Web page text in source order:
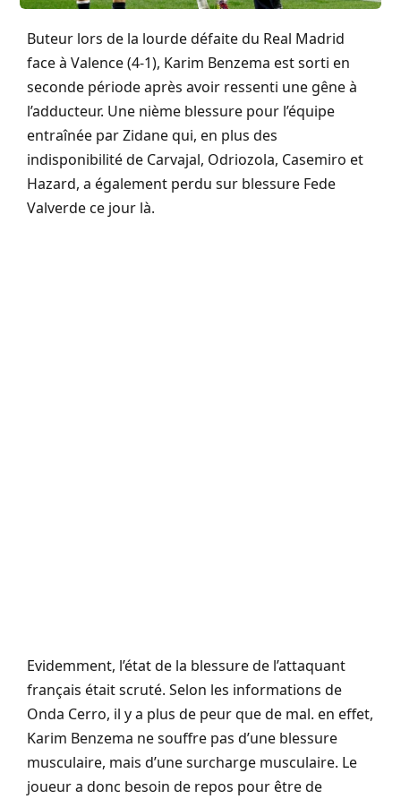
Buteur lors de la lourde défaite du Real Madrid
face à Valence (4-1), Karim Benzema est sorti en
seconde période après avoir ressenti une gêne à
l’adducteur. Une nième blessure pour l’équipe
entraînée par Zidane qui, en plus des
indisponibilité de Carvajal, Odriozola, Casemiro et
Hazard, a également perdu sur blessure Fede
Valverde ce jour là.
Evidemment, l’état de la blessure de l’attaquant
français était scruté. Selon les informations de
Onda Cerro, il y a plus de peur que de mal. en effet,
Karim Benzema ne souffre pas d’une blessure
musculaire, mais d’une surcharge musculaire. Le
joueur a donc besoin de repos pour être de